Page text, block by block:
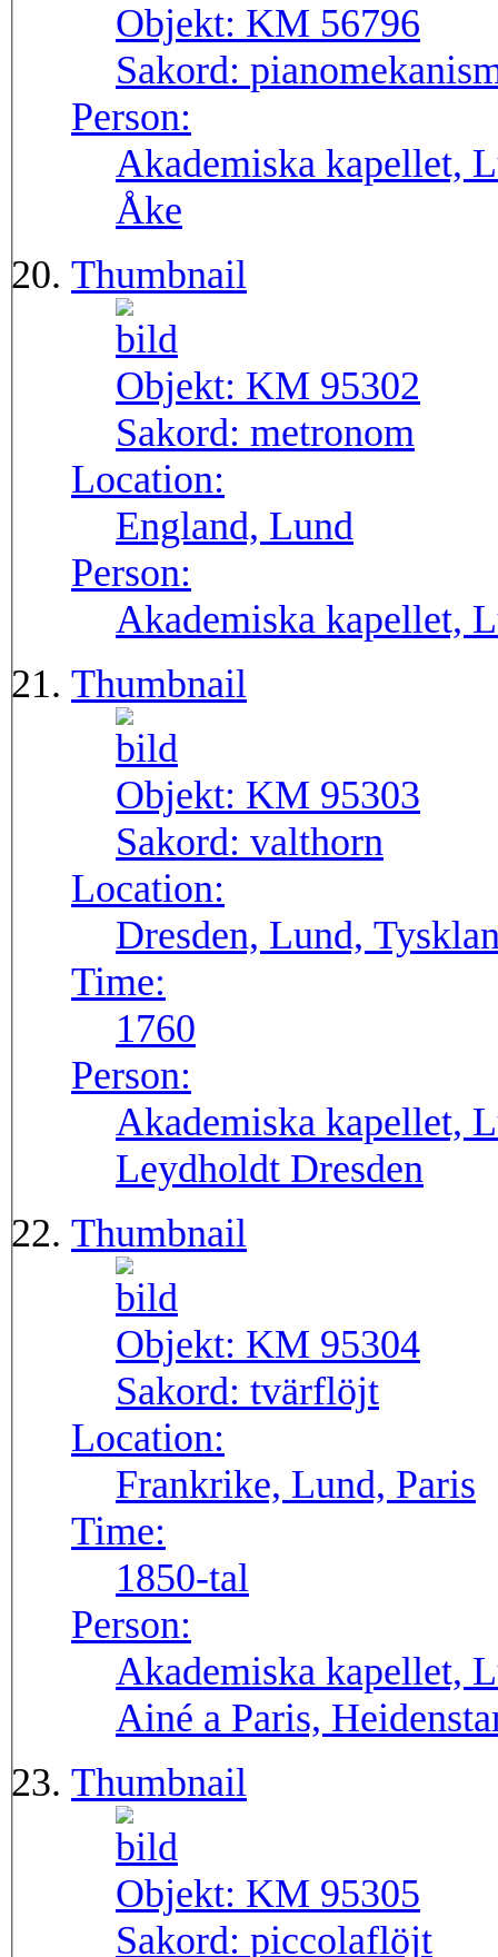
Objekt: KM 56796
Sakord:
Person:
Akademiska kapellet,
Åke
Thumbnail
Objekt: KM 95302
Sakord: metronom
Location:
England, Lund
Person:
Akademiska kapellet,
Thumbnail
Objekt: KM 95303
Sakord: valthorn
Location:
Dresden, Lund,
Time:
1760
Person:
Akademiska kapellet,
Leydholdt Dresden
Thumbnail
Objekt: KM 95304
Sakord: tvärflöjt
Location:
Frankrike, Lund, Paris
Time:
1850-tal
Person:
Akademiska kapellet,
Ainé a Paris,
Thumbnail
Objekt: KM 95305
Sakord: piccolaflöjt